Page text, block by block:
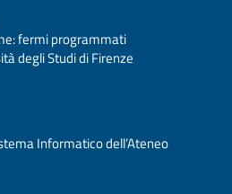
fermi programmati
degli Studi di Firenze
Informatico dell’Ateneo